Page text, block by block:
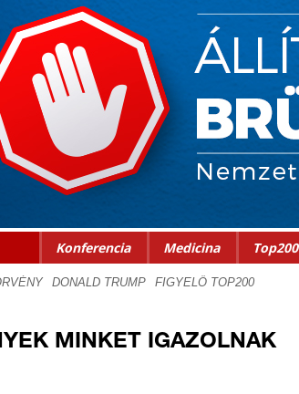
Konferencia Medicina Top200
MINKET IGAZOLNAK